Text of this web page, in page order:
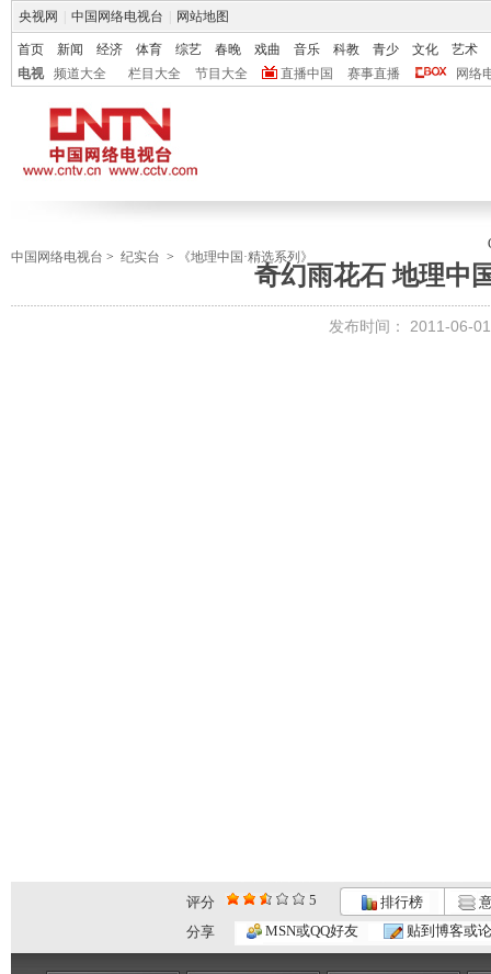
央视网 中国网络电视台 网站地图
首页 新闻 经济 体育 综艺 春晚 戏曲 音乐 科教 青少 文化
艺术
电视
频道大全 栏目大全 节目大全 直播中国 赛事直播 网络
中国网络电视台 > 纪实台 > 《地理中国·精选系列》
奇幻雨花石 地理中
发布时间： 2011-06-
评分 5 排行榜
分享
MSN或QQ好友 贴到博客或